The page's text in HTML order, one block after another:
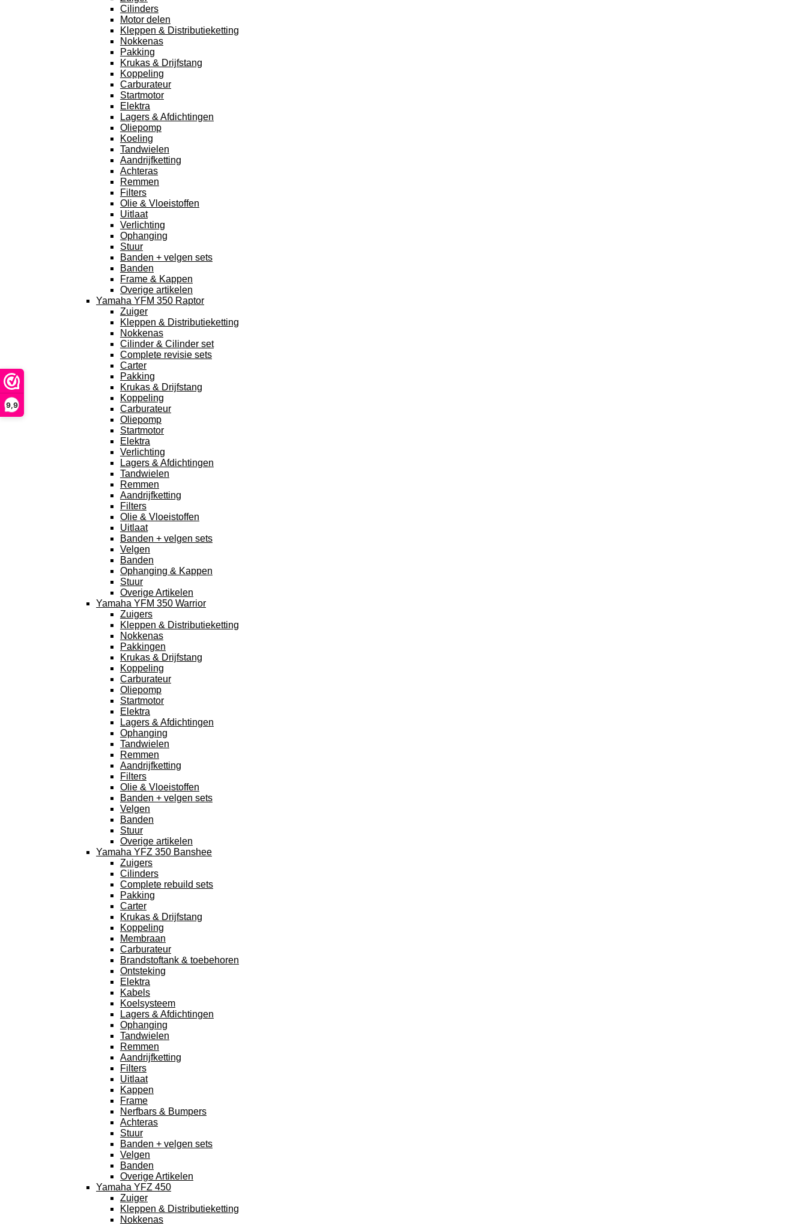
9,9
Cilinders
Motor delen
Kleppen & Distributieketting
Nokkenas
Pakking
Krukas & Drijfstang
Koppeling
Carburateur
Startmotor
Elektra
Lagers & Afdichtingen
Oliepomp
Koeling
Tandwielen
Aandrijfketting
Achteras
Remmen
Filters
Olie & Vloeistoffen
Uitlaat
Verlichting
Ophanging
Stuur
Banden + velgen sets
Banden
Frame & Kappen
Overige artikelen
Yamaha YFM 350 Raptor
Zuiger
Kleppen & Distributieketting
Nokkenas
Cilinder & Cilinder set
Complete revisie sets
Carter
Pakking
Krukas & Drijfstang
Koppeling
Carburateur
Oliepomp
Startmotor
Elektra
Verlichting
Lagers & Afdichtingen
Tandwielen
Remmen
Aandrijfketting
Filters
Olie & Vloeistoffen
Uitlaat
Banden + velgen sets
Velgen
Banden
Ophanging & Kappen
Stuur
Overige Artikelen
Yamaha YFM 350 Warrior
Zuigers
Kleppen & Distributieketting
Nokkenas
Pakkingen
Krukas & Drijfstang
Koppeling
Carburateur
Oliepomp
Startmotor
Elektra
Lagers & Afdichtingen
Ophanging
Tandwielen
Remmen
Aandrijfketting
Filters
Olie & Vloeistoffen
Banden + velgen sets
Velgen
Banden
Stuur
Overige artikelen
Yamaha YFZ 350 Banshee
Zuigers
Cilinders
Complete rebuild sets
Pakking
Carter
Krukas & Drijfstang
Koppeling
Membraan
Carburateur
Brandstoftank & toebehoren
Ontsteking
Elektra
Kabels
Koelsysteem
Lagers & Afdichtingen
Ophanging
Tandwielen
Remmen
Aandrijfketting
Filters
Uitlaat
Kappen
Frame
Nerfbars & Bumpers
Achteras
Stuur
Banden + velgen sets
Velgen
Banden
Overige Artikelen
Yamaha YFZ 450
Zuiger
Kleppen & Distributieketting
Nokkenas